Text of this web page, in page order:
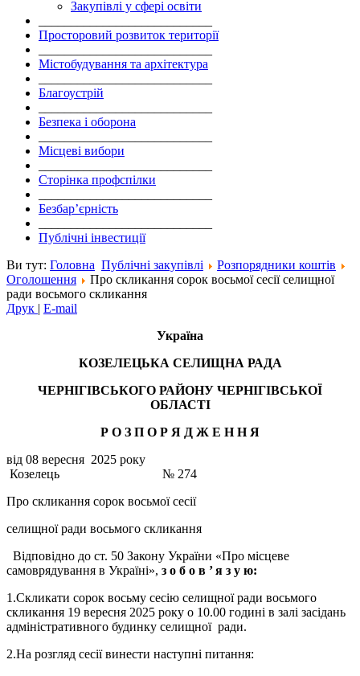
Закупівлі у сфері освіти
Просторовий розвиток території
Містобудування та архітектура
Благоустрій
Безпека і оборона
Місцеві вибори
Сторінка профспілки
Безбар’єрність
Публічні інвестиції
Ви тут: Головна Публічні закупівлі
Розпорядники коштів
Оголошення
Про скликання сорок восьмої сесії селищної
ради восьмого скликання
Друк | E-mail
Україна
КОЗЕЛЕЦЬКА СЕЛИЩНА РАДА
ЧЕРНІГІВСЬКОГО РАЙОНУ ЧЕРНІГІВСЬКОЇ
ОБЛАСТІ
Р О З П О Р Я Д Ж Е ННЯ
від 08 вересня 2025 року
Козелець № 274
Про скликання сорок восьмої сесії
селищної ради восьмого скликання
Відповідно до ст. 50 Закону України «Про місцеве
самоврядування в Україні», з о б о в ’я з у ю:
1.Скликати сорок восьму сесію селищної ради восьмого
скликання 19 вересня 2025 року о 10.00 годині в залі засідань
адміністративного будинку селищної ради.
2.На розгляд сесії винести наступні питання: